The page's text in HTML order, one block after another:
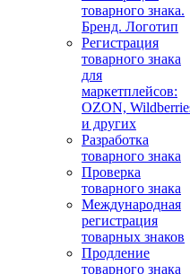
товарного знака.
Бренд. Логотип
Регистрация
товарного знака
для
маркетплейсов:
OZON,
и других
Разработка
товарного знака
Проверка
товарного знака
Международная
регистрация
товарных знаков
Продление
товарного знака